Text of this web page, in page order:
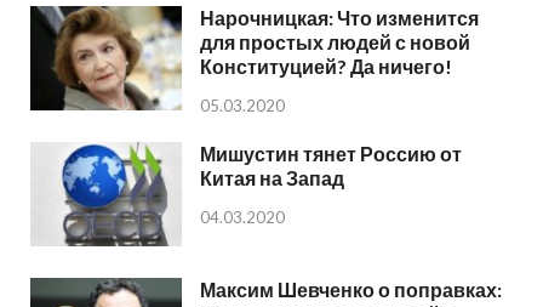
Нарочницкая: Что изменится
для простых людей с новой
Конституцией? Да ничего!
05.03.2020
Мишустин тянет Россию от
Китая на Запад
04.03.2020
Максим Шевченко о поправках: